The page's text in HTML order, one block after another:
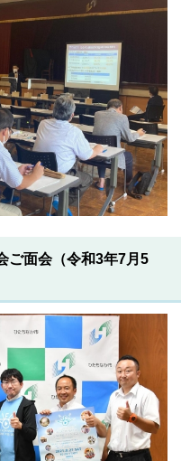
ご面会（令和3年7月5